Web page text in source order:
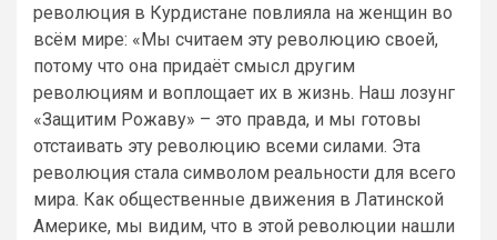
революция в Курдистане повлияла на женщин во
всём мире: «Мы считаем эту революцию своей,
потому что она придаёт смысл другим
революциям и воплощает их в жизнь. Наш лозунг
«Защитим Рожаву» – это правда, и мы готовы
отстаивать эту революцию всеми силами. Эта
революция стала символом реальности для всего
мира. Как общественные движения в Латинской
Америке, мы видим, что в этой революции нашли